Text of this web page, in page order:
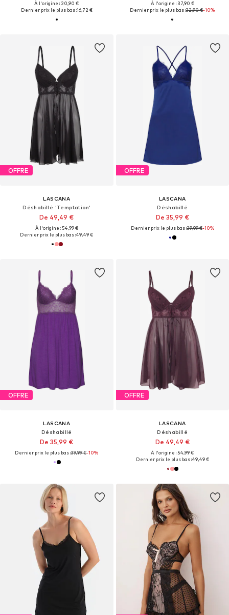
À l'origine : 20,90 €
Dernier prix le plus bas :16,72 €
À l'origine : 37,90 €
Dernier prix le plus bas :32,90 €-10%
OFFRE
LASCANA
Déshabillé 'Temptation'
De 49,49 €
À l'origine : 54,99 €
Dernier prix le plus bas :49,49 €
OFFRE
LASCANA
Déshabillé
De 35,99 €
Dernier prix le plus bas :39,99 €-10%
OFFRE
LASCANA
Déshabillé
De 35,99 €
Dernier prix le plus bas :39,99 €-10%
OFFRE
LASCANA
Déshabillé
De 49,49 €
À l'origine : 54,99 €
Dernier prix le plus bas :49,49 €